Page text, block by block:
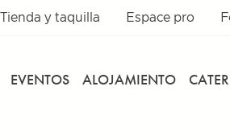
Tienda y taquilla Espace pro
EVENTOS ALOJAMIENTO